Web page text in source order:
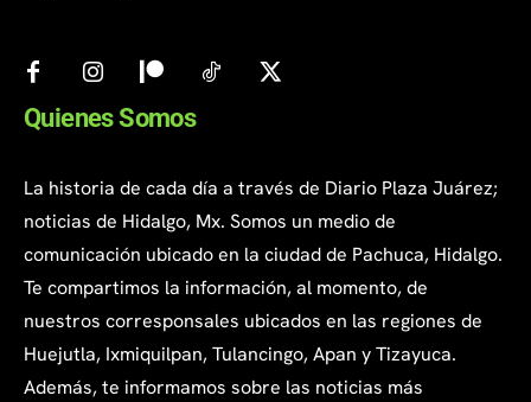
Quienes Somos
La historia de cada día a través de Diario Plaza Juárez;
noticias de Hidalgo, Mx. Somos un medio de
comunicación ubicado en la ciudad de Pachuca, Hidalgo.
Te compartimos la información, al momento, de
nuestros corresponsales ubicados en las regiones de
Huejutla, Ixmiquilpan, Tulancingo, Apan y Tizayuca.
Además, te informamos sobre las noticias más